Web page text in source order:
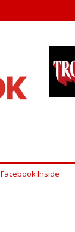
Facebook Inside